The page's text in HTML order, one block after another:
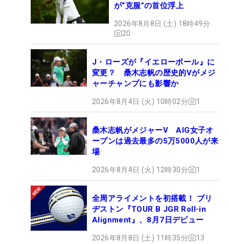
が“克服”の首位浮上
2026年8月8日 (土) 18時49分
20
J・ローズが『イエローボール』に
変更？ 桑木志帆の歴史的Vがメジ
ャーチャンプにも影響か
2026年8月4日 (火) 10時02分 1
桑木志帆がメジャーV AIG女子オ
ープンは過去最多の5万5000人が来
場
2026年8月4日 (火) 12時30分 1
全周アライメントを初搭載！ ブリ
ヂストン『TOUR B JGR Roll-in
Alignment』、8月7日デビュー
2026年8月8日 (土) 11時35分 13